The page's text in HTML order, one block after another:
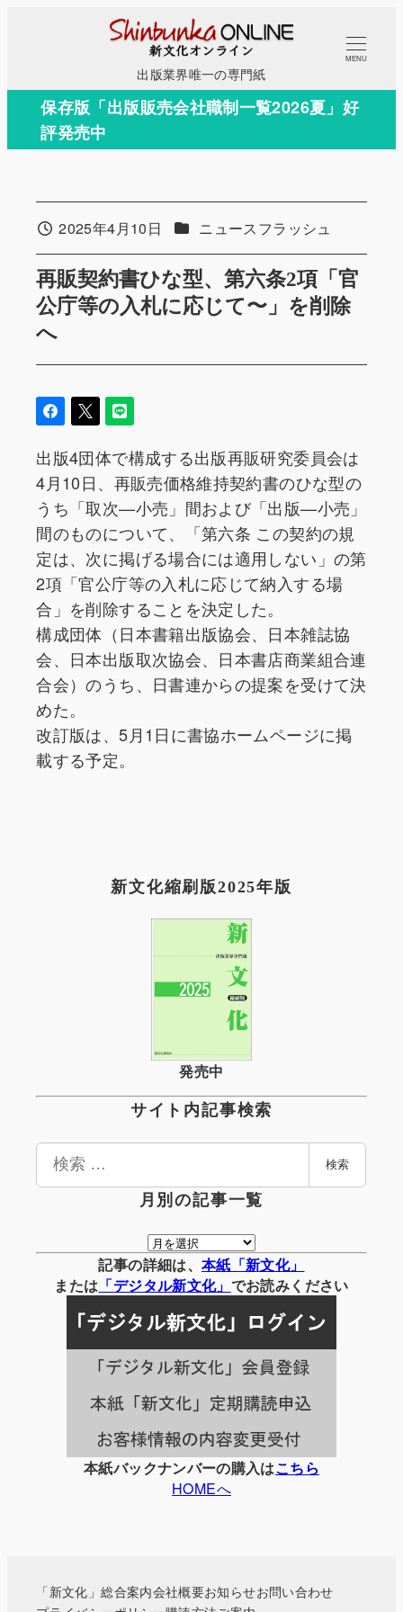
コ
テ
出版業界唯一の専門紙
MENU
保存版「出版販売会社職制一覧2026夏」好
評発売中
再販契約書ひな型、第六条2項「官
公庁等の入札に応じて〜」を削除
へ
投稿日2025年4月10日 カテゴリー
ニュースフラッシュ
出版4団体で構成する出版再販研究委員会は
4月10日、再販売価格維持契約書のひな型の
うち「取次—小売」間および「出版—小売」
間のものについて、「第六条 この契約の規
定は、次に掲げる場合には適用しない」の第
2項「官公庁等の入札に応じて納入する場
合」を削除することを決定した。
構成団体（日本書籍出版協会、日本雑誌協
会、日本出版取次協会、日本書店商業組合連
合会）のうち、日書連からの提案を受けて決
めた。
改訂版は、5月1日に書協ホームページに掲
載する予定。
新文化縮刷版2025年版
発売中
サイト内記事検索
検
検索
月別の記事一覧
月
別
の
事
一
覧
記事の詳細は、 本紙「新文化」
または 「デジタル新文化」 でお読みください
本紙バックナンバーの購入はこちら
HOMEへ
「新文化」総合案内会社概要お知らせお問い合わせ